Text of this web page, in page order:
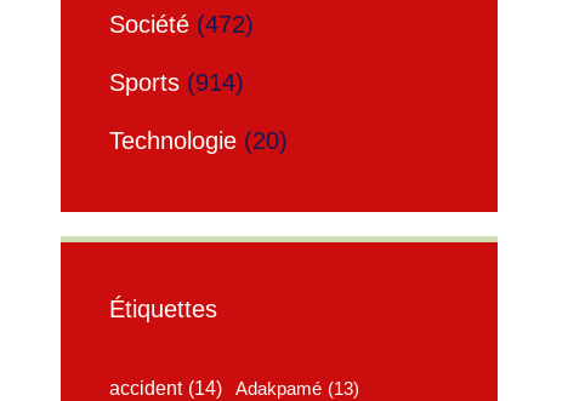
Société (472)
Sports (914)
Technologie (20)
Étiquettes
accident (14) Adakpamé (13)